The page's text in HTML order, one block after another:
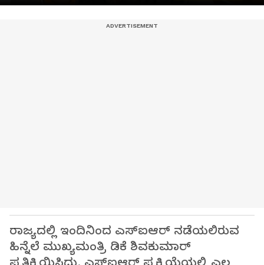
ರಾಜ್ಯದಲ್ಲಿ ಇಂದಿನಿಂದ ಎಸ್‌ಐಆರ್ ನಡೆಯಲಿರುವ
ಹಿನ್ನೆಲೆ ಮುಖ್ಯಮಂತ್ರಿ ಡಿಕೆ ಶಿವಕುಮಾರ್